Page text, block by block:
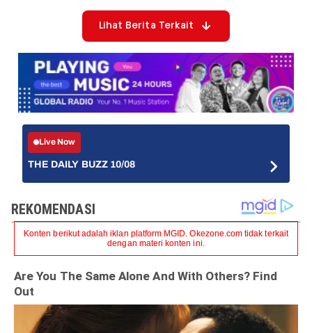
Lihat Berita Terkait
Live Now
THE DAILY BUZZ 10/08